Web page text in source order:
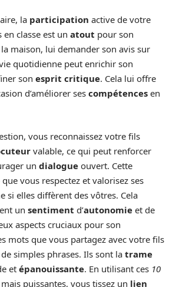
la participation active de votre
classe est un atout pour son
la maison, lui demander son avis sur
quotidienne peut enrichir son
son esprit critique. Cela lui offre
d’améliorer ses compétences en
vous reconnaissez votre fils
valable, ce qui peut renforcer
un dialogue ouvert. Cette
vous respectez et valorisez ses
si elles diffèrent des vôtres. Cela
un sentiment d’autonomie et de
aspects cruciaux pour son
mots que vous partagez avec votre fils
simples phrases. Ils sont la trame
et épanouissante. En utilisant ces 10
mais puissantes, vous tissez un lien